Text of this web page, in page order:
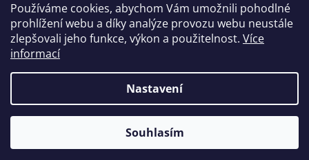
Používáme cookies, abychom Vám umožnili pohodlné
prohlížení webu a díky analýze provozu webu neustále
zlepšovali jeho funkce, výkon a použitelnost. Více
informací
Nastavení
Souhlasím
Možnosti doručení Nakupovani Možností platby
Výběr svářečky
Vytvořil Shoptet
czNARADI. Všechna práva vyhrazena.